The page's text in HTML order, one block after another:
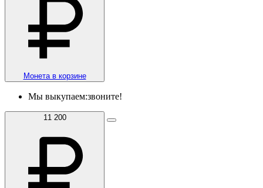
Монета в корзине
Мы выкупаем:звоните!
11 200